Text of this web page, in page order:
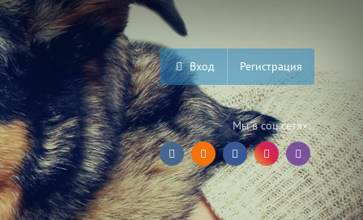
Вход Регистрация
Мы в соц.сетях: